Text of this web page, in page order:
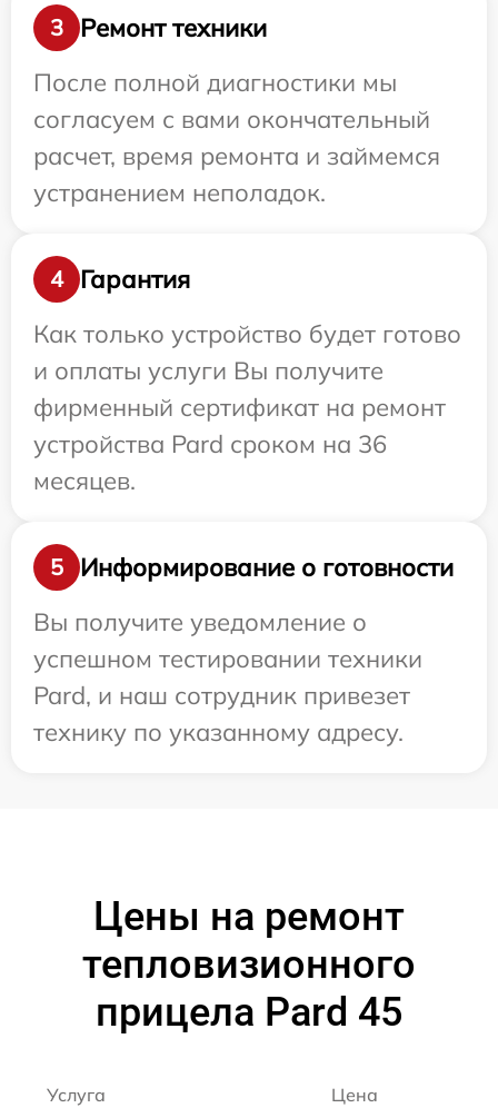
3
Ремонт техники
После полной диагностики мы
согласуем с вами окончательный
расчет, время ремонта и займемся
устранением неполадок.
4
Гарантия
Как только устройство будет готово
и оплаты услуги Вы получите
фирменный сертификат на ремонт
устройства Pard сроком на 36
месяцев.
5
Информирование о готовности
Вы получите уведомление о
успешном тестировании техники
Pard, и наш сотрудник привезет
технику по указанному адресу.
Цены на ремонт
тепловизионного
прицела Pard 45
Услуга Цена